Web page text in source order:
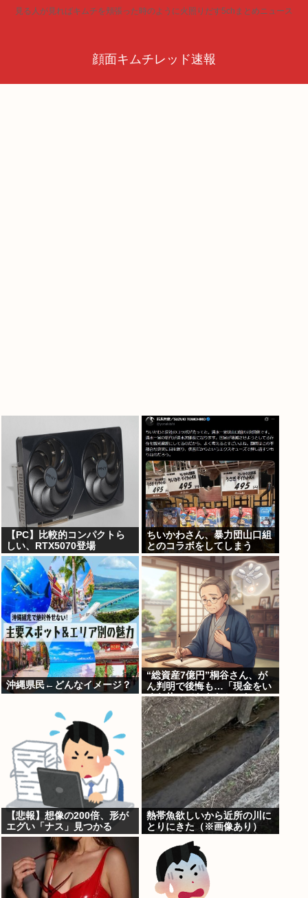
見る人が見ればキムチを頬張った時のように火照りだす5chまとめニュース
顔面キムチレッド速報
【PC】比較的コンパクトら
しい、RTX5070登場
ちいかわさん、暴力団山口組
とのコラボをしてしまう
沖縄県民←どんなイメージ？
“総資産7億円”桐谷さん、が
ん判明で後悔も…「現金をい
くら使っておきたかった？」
にまさかの回答
【悲報】想像の200倍、形が
エグい「ナス」見つかる
www
熱帯魚欲しいから近所の川に
とりにきた（※画像あり）